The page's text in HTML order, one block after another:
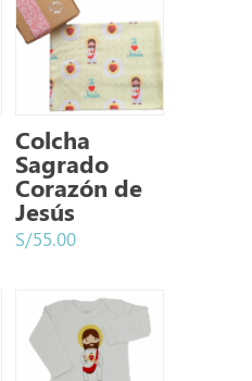
Colcha
Sagrado
Corazón de
Jesús
S/55.00